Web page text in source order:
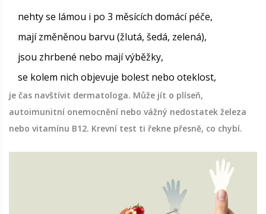
nehty se lámou i po 3 měsících domácí péče,
mají změněnou barvu (žlutá, šedá, zelená),
jsou zhrbené nebo mají výběžky,
se kolem nich objevuje bolest nebo oteklost,
je čas navštívit dermatologa. Může jít o plíseň,
autoimunitní onemocnění nebo vážný nedostatek železa
nebo vitamínu B12. Krevní test ti řekne přesně, co chybí.